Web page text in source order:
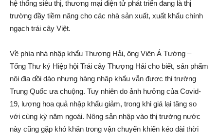
hệ thống siêu thị, thương mại điện tử phát triển đang là thị
trường đầy tiềm năng cho các nhà sản xuất, xuất khẩu chính
ngạch trái cây Việt.
Về phía nhà nhập khẩu Thượng Hải, ông Viên Á Tường –
Tổng Thư ký Hiệp hội Trái cây Thượng Hải cho biết, sản phẩm
nội địa dồi dào nhưng hàng nhập khẩu vẫn được thị trường
Trung Quốc ưa chuộng. Tuy nhiên do ảnh hưởng của Covid-
19, lượng hoa quả nhập khẩu giảm, trong khi giá lại tăng so
với cùng kỳ năm ngoái. Nông sản nhập vào thị trường nước
này cũng gặp khó khăn trong vận chuyển khiến kéo dài thời